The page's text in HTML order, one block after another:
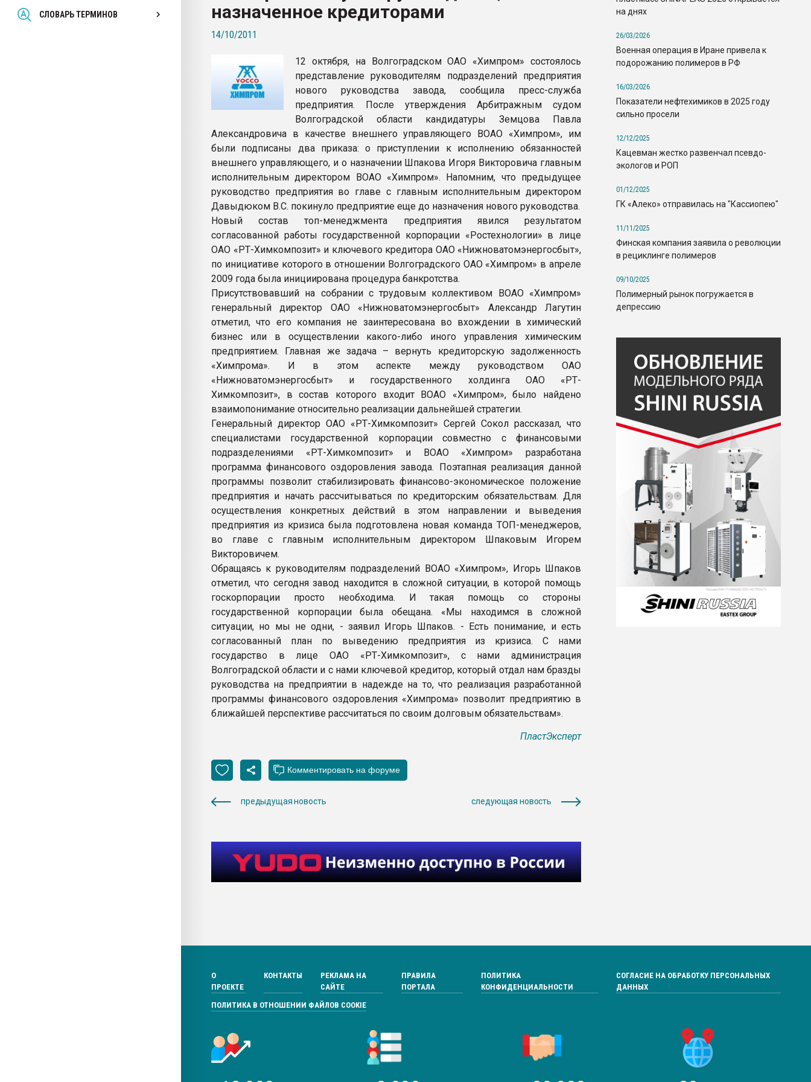
СЛОВАРЬ ТЕРМИНОВ
Всё, что касается выдува ПЭТ
бутылок
ПЕРЕЙТИ НА ФОРУМ
назначенное кредиторами
14/10/2011
12 октября, на Волгоградском ОАО «Химпром» состоялось
представление руководителям подразделений предприятия
нового руководства завода, сообщила пресс-служба
предприятия. После утверждения Арбитражным судом
Волгоградской области кандидатуры Земцова Павла
Александровича в качестве внешнего управляющего ВОАО «Химпром», им
были подписаны два приказа: о приступлении к исполнению обязанностей
внешнего управляющего, и о назначении Шпакова Игоря Викторовича главным
исполнительным директором ВОАО «Химпром». Напомним, что предыдущее
руководство предприятия во главе с главным исполнительным директором
Давыдюком В.С. покинуло предприятие еще до назначения нового руководства.
Новый состав топ-менеджмента предприятия явился результатом
согласованной работы государственной корпорации «Ростехнологии» в лице
ОАО «РТ-Химкомпозит» и ключевого кредитора ОАО «Нижноватомэнергосбыт»,
по инициативе которого в отношении Волгоградского ОАО «Химпром» в апреле
2009 года была инициирована процедура банкротства.
Присутствовавший на собрании с трудовым коллективом ВОАО «Химпром»
генеральный директор ОАО «Нижноватомэнергосбыт» Александр Лагутин
отметил, что его компания не заинтересована во вхождении в химический
бизнес или в осуществлении какого-либо иного управления химическим
предприятием. Главная же задача – вернуть кредиторскую задолженность
«Химпрома». И в этом аспекте между руководством ОАО
«Нижноватомэнергосбыт» и государственного холдинга ОАО «РТ-
Химкомпозит», в состав которого входит ВОАО «Химпром», было найдено
взаимопонимание относительно реализации дальнейшей стратегии.
Генеральный директор ОАО «РТ-Химкомпозит» Сергей Сокол рассказал, что
специалистами государственной корпорации совместно с финансовыми
подразделениями «РТ-Химкомпозит» и ВОАО «Химпром» разработана
программа финансового оздоровления завода. Поэтапная реализация данной
программы позволит стабилизировать финансово-экономическое положение
предприятия и начать рассчитываться по кредиторским обязательствам. Для
осуществления конкретных действий в этом направлении и выведения
предприятия из кризиса была подготовлена новая команда ТОП-менеджеров,
во главе с главным исполнительным директором Шпаковым Игорем
Викторовичем.
Обращаясь к руководителям подразделений ВОАО «Химпром», Игорь Шпаков
отметил, что сегодня завод находится в сложной ситуации, в которой помощь
госкорпорации просто необходима. И такая помощь со стороны
государственной корпорации была обещана. «Мы находимся в сложной
ситуации, но мы не одни, - заявил Игорь Шпаков. - Есть понимание, и есть
согласованный план по выведению предприятия из кризиса. С нами
государство в лице ОАО «РТ-Химкомпозит», с нами администрация
Волгоградской области и с нами ключевой кредитор, который отдал нам бразды
руководства на предприятии в надежде на то, что реализация разработанной
программы финансового оздоровления «Химпрома» позволит предприятию в
ближайшей перспективе рассчитаться по своим долговым обязательствам».
ПластЭксперт
предыдущая новость следующая новость
на днях
26/03/2026
Военная операция в Иране привела к
подорожанию полимеров в РФ
16/03/2026
Показатели нефтехимиков в 2025 году
сильно просели
12/12/2025
Кацевман жестко развенчал псевдо-
экологов и РОП
01/12/2025
ГК «Алеко» отправилась на "Кассиопею"
11/11/2025
Финская компания заявила о революции
в рециклинге полимеров
09/10/2025
Полимерный рынок погружается в
депрессию
О
ПРОЕКТЕ
КОНТАКТЫ
РЕКЛАМА НА
САЙТЕ
ПРАВИЛА
ПОРТАЛА
ПОЛИТИКА
КОНФИДЕНЦИАЛЬНОСТИ
СОГЛАСИЕ НА ОБРАБОТКУ ПЕРСОНАЛЬНЫХ
ДАННЫХ
ПОЛИТИКА В ОТНОШЕНИИ ФАЙЛОВ COOKIE